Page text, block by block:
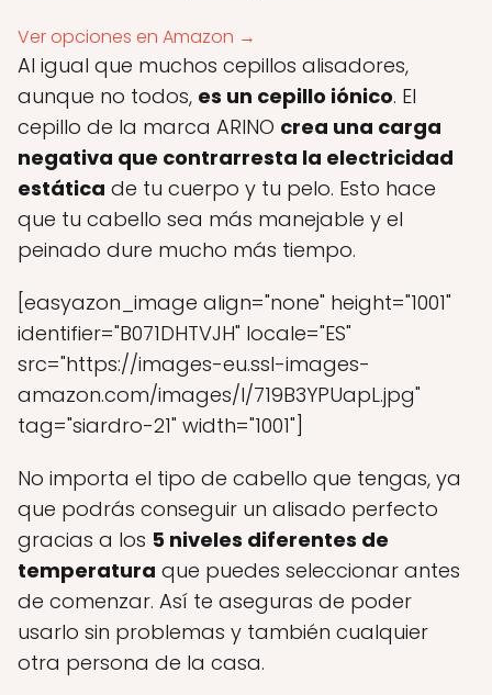
Ver opciones en Amazon →
Al igual que muchos cepillos alisadores,
aunque no todos, es un cepillo iónico. El
cepillo de la marca ARINO crea una carga
negativa que contrarresta la electricidad
estática de tu cuerpo y tu pelo. Esto hace
que tu cabello sea más manejable y el
peinado dure mucho más tiempo.
[easyazon_image align="none" height="1001"
identifier="B071DHTVJH" locale="ES"
src="https://images-eu.ssl-images-
amazon.com/images/I/719B3YPUapL.jpg"
tag="siardro-21" width="1001"]
No importa el tipo de cabello que tengas, ya
que podrás conseguir un alisado perfecto
gracias a los 5 niveles diferentes de
temperatura que puedes seleccionar antes
de comenzar. Así te aseguras de poder
usarlo sin problemas y también cualquier
otra persona de la casa.